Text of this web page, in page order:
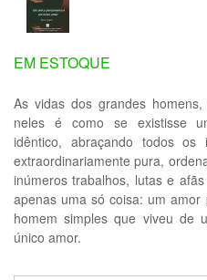
EM ESTOQUE
As vidas dos grandes
neles é como se existisse
idêntico, abraçando todos
extraordinariamente pura,
inúmeros trabalhos, lutas e
apenas uma só coisa: um
homem simples que viveu de
único amor.